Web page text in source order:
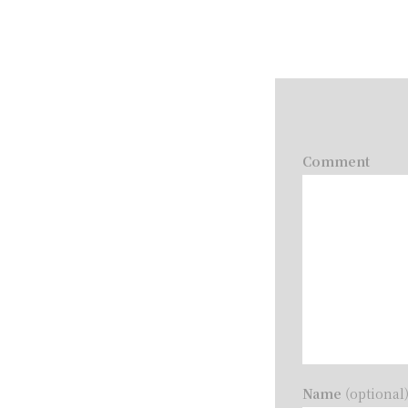
Comment
Name (optional)